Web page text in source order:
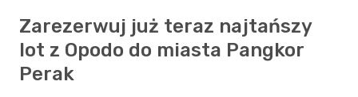
Zarezerwuj już teraz najtańszy
lot z Opodo do miasta Pangkor
Perak